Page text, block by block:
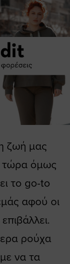
ζωή μας
τώρα όμως
το go-to
αφού οι
ρούχα
να τα